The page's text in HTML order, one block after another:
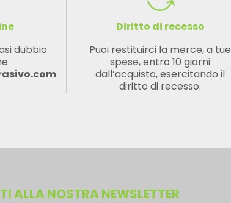
dubbio
Diritto di recesso
Puoi restituirci la merce, a tue
spese, entro 10 giorni
dall’acquisto, esercitando il
diritto di recesso.
ALLA NOSTRA NEWSLETTER